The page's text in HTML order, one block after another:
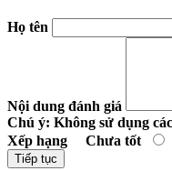
Họ tên
Nội dung đánh giá
Chú ý: Không sử dụng
Xếp hạng Chưa tốt
Tiếp tục